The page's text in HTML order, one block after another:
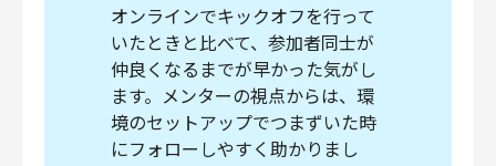
オンラインでキックオフを行って
いたときと比べて、参加者同士が
仲良くなるまでが早かった気がし
ます。メンターの視点からは、環
境のセットアップでつまずいた時
にフォローしやすく助かりまし